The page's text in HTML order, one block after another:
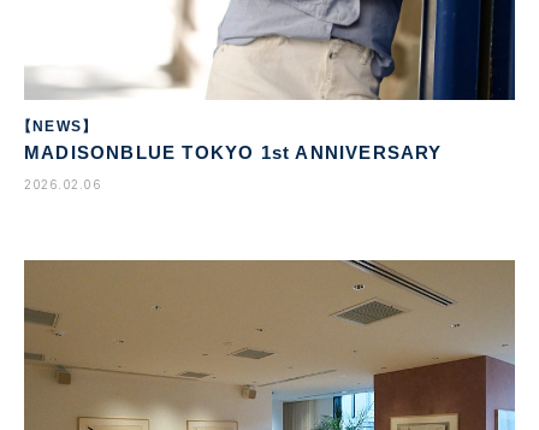
【NEWS】
MADISONBLUE TOKYO 1st ANNIVERSARY
2026.02.06